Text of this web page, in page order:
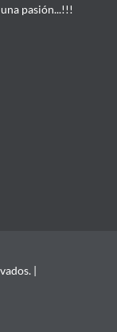
pasión...!!!
|